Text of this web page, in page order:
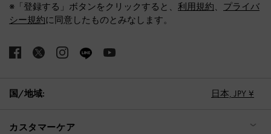
※「登録する」ボタンをクリックすると、 利用規約、 プライバ
シー規約に同意したものとみなします。
国/地域: 日本, JPY ¥
カスタマーケア